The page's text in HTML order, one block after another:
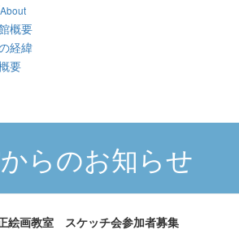
About
概要
経緯
要
らのお知らせ
絵画教室 スケッチ会参加者募集